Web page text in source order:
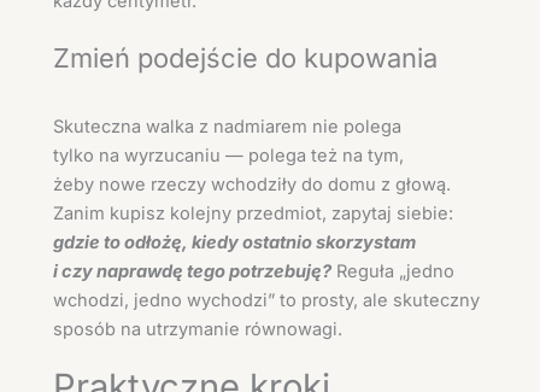
Zmień podejście do kupowania
Skuteczna walka z nadmiarem nie polega
tylko na wyrzucaniu — polega też na tym,
żeby nowe rzeczy wchodziły do domu z głową.
Zanim kupisz kolejny przedmiot, zapytaj siebie:
gdzie to odłożę, kiedy ostatnio skorzystam
i czy naprawdę tego potrzebuję? Reguła „jedno
wchodzi, jedno wychodzi” to prosty, ale skuteczny
sposób na utrzymanie równowagi.